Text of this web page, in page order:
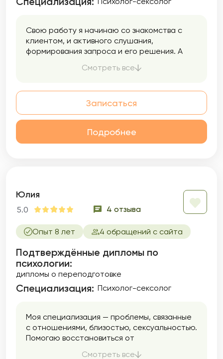
Свою работу я начинаю со знакомства с
клиентом, и активного слушания,
формирования запроса и его решения. А
любой задачей или проблемой. Не бывает
Смотреть все
Записаться
Подробнее
Юлия
5.0 4 отзыва
Опыт 8 лет 4 обращений с сайта
Подтверждённые дипломы по
психологии:
дипломы о переподготовке
Специализация: Психолог-сексолог
Моя специализация — проблемы, связанные
с отношениями, близостью, сексуальностью.
Помогаю восстановиться от
Смотреть все